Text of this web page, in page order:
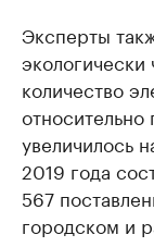
Эксперты
количество
относительно
увеличилось
2019 года
567
городском и